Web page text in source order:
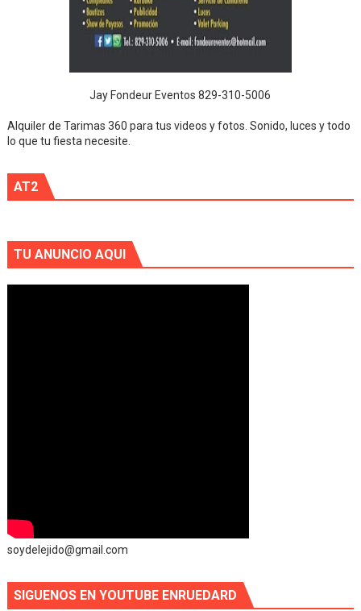
Jay Fondeur Eventos 829-310-5006
Alquiler de Tarimas 360 para tus videos y fotos. Sonido, luces y todo
lo que tu fiesta necesite.
AT2
TU ANUNCIO AQUI
soydelejido@gmail.com
SIGUENOS EN YOUTUBE ENRUEDARD